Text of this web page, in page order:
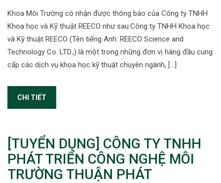
Khoa Môi Trường có nhận được thông báo của Công ty TNHH
Khoa học và Kỹ thuật REECO như sau:Công ty TNHH Khoa học
và Kỹ thuật REECO (Tên tiếng Anh: REECO Science and
Technology Co. LTD.,) là một trong những đơn vị hàng đầu cung
cấp các dịch vụ khoa học kỹ thuật chuyên ngành, […]
CHI TIẾT
[TUYỂN DỤNG] CÔNG TY TNHH
PHÁT TRIỂN CÔNG NGHỆ MÔI
TRƯỜNG THUẬN PHÁT